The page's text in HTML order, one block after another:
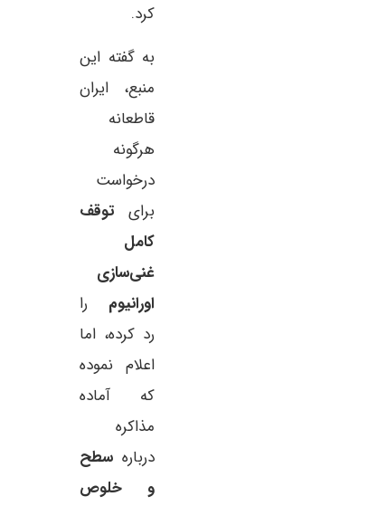
کرد.
به گفته این
منبع، ایران
قاطعانه
هرگونه
درخواست
برای توقف
کامل
غنی‌سازی
اورانیوم را
رد کرده، اما
اعلام نموده
که آماده
مذاکره
درباره سطح
و خلوص